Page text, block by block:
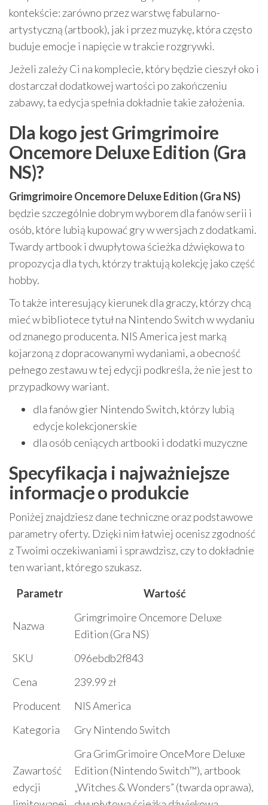
kontekście: zarówno przez warstwę fabularno-
artystyczną (artbook), jak i przez muzykę, która często
buduje emocje i napięcie w trakcie rozgrywki.
Jeżeli zależy Ci na komplecie, który będzie cieszył oko i
dostarczał dodatkowej wartości po zakończeniu
zabawy, ta edycja spełnia dokładnie takie założenia.
Dla kogo jest Grimgrimoire
Oncemore Deluxe Edition (Gra
NS)?
Grimgrimoire Oncemore Deluxe Edition (Gra NS)
będzie szczególnie dobrym wyborem dla fanów serii i
osób, które lubią kupować gry w wersjach z dodatkami.
Twardy artbook i dwupłytowa ścieżka dźwiękowa to
propozycja dla tych, którzy traktują kolekcję jako część
hobby.
To także interesujący kierunek dla graczy, którzy chcą
mieć w bibliotece tytuł na Nintendo Switch w wydaniu
od znanego producenta. NIS America jest marką
kojarzoną z dopracowanymi wydaniami, a obecność
pełnego zestawu w tej edycji podkreśla, że nie jest to
przypadkowy wariant.
dla fanów gier Nintendo Switch, którzy lubią
edycje kolekcjonerskie
dla osób ceniących artbooki i dodatki muzyczne
Specyfikacja i najważniejsze
informacje o produkcie
Poniżej znajdziesz dane techniczne oraz podstawowe
parametry oferty. Dzięki nim łatwiej ocenisz zgodność
z Twoimi oczekiwaniami i sprawdzisz, czy to dokładnie
ten wariant, którego szukasz.
Parametr
Wartość
Nazwa
Grimgrimoire Oncemore Deluxe
Edition (Gra NS)
SKU
096ebdb2f843
Cena
239.99 zł
Producent
NIS America
Kategoria
Gry Nintendo Switch
Zawartość
edycji
Gra GrimGrimoire OnceMore Deluxe
Edition (Nintendo Switch™), artbook
„Witches & Wonders” (twarda oprawa),